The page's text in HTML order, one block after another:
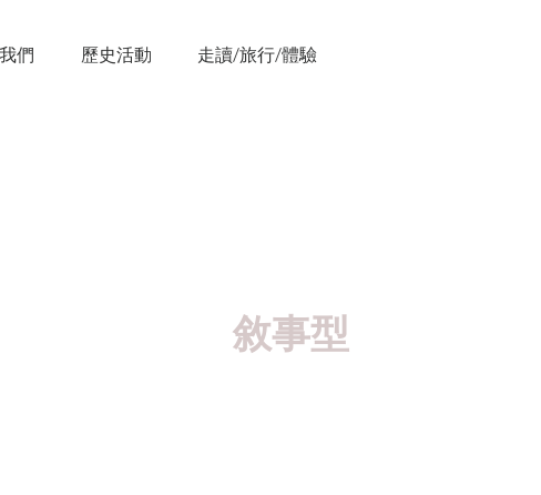
們 歷史活動 走讀/旅行/體驗
敘事型